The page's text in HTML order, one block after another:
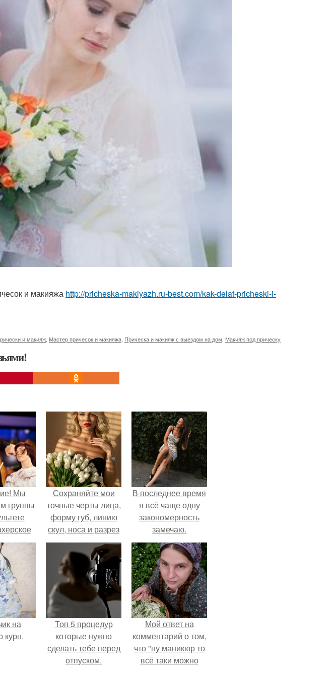
и макияжа http://pricheska-makiyazh.ru-best.com/kak-delat-pricheski-i-
и макияж Мастер причесок и макияжа Прическа и макияж с выездом на дом Макияж под прическу
Мы
группы
Сохраняйте мои
точные черты лица,
форму губ, линию
скул, носа и разрез
глаз.
В последнее время
я всё чаще одну
закономерность
замечаю.
на
курн.
Топ 5 процедур
которые нужно
сделать тебе перед
отпуском.
Мой ответ на
комментарий о том,
что "ну маникюр то
всё таки можно